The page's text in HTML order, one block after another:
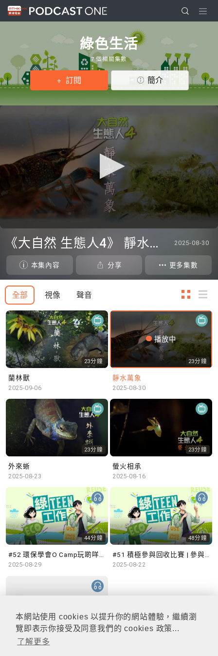
本網站使用 cookies 以提升你的網站體驗，繼續瀏
覽即表示你接受及同意我們的 cookies 政策...
了解更多
綠色生活
7 個相關集數
訂閱 簡介
seconds
seconds
《大自然 生態人4》 靜水萬象 2025-08-30
本集內容 分享 更多集數
全部 視像 聲音
23分鐘
蘭林獸
2025-09-06
播放中
23分鐘
靜水萬象
2025-08-30
23分鐘
外來蜥
2025-08-23
23分鐘
螢火相承
2025-08-16
44分鐘
#52 環保學會O Camp玩啲咩？ | 參與學生: Sammi、Cardi、Charles (香港科技大學 環境管理及科技學生聯會)
2025-08-29
48分鐘
#51 積極參與回收比賽 | 參與學生: 巫巫、Vincy、Thomas (樂善堂顧超文中學) (「SGREEN 校際回收比賽」最積極參與學校獎 中學組銀獎得主)
2025-08-22
47分鐘